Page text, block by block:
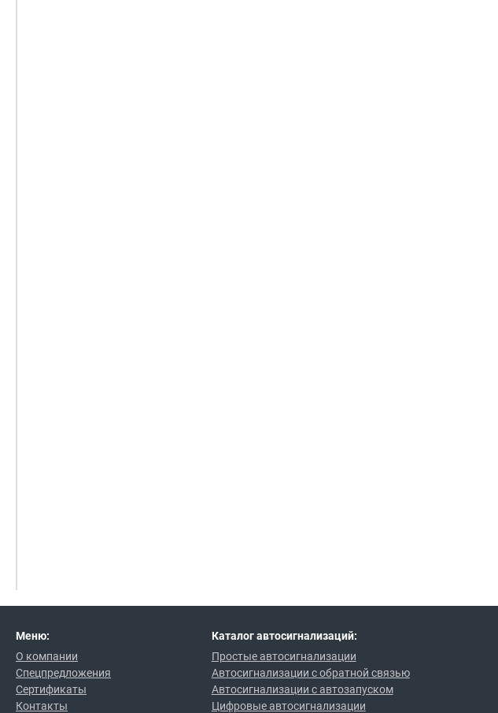
Меню:
О компании
Спецпредложения
Сертификаты
Контакты
Каталог автосигнализаций:
Простые автосигнализации
Автосигнализации с обратной связью
Автосигнализации с автозапуском
Цифровые автосигнализации